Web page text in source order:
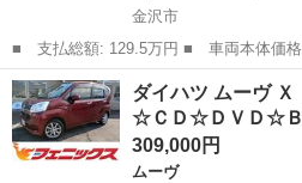
金沢市
■ 支払総額: 129.5万円 ■ 車両本体価格： 1,240,000 円 ■ メーカ
ー名： ダイハツ ■ 車種名： タフ
Ｇターボ ワンオーナー メモリーナ
石川 金沢市 ダイハツ
ダイハツ ムーヴ
☆ＣＤ☆ＤＶＤ☆Ｂ
309,000円
ムーヴ